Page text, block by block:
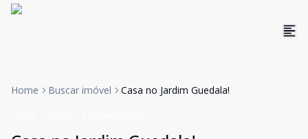
Home Buscar imóvel Casa no Jardim Guedala!